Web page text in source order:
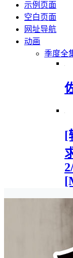
示例页面
空白页面
网址导航
动画
季度全
[